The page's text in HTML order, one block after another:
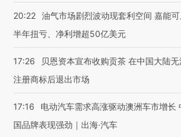
20:22 油气市场剧烈波动现套利空间 嘉能可
半年扭亏、净利增超50亿美元
17:26
贝恩资本宣布收购贡茶 在中国大陆无
注册商标后退出市场
17:16
电动汽车需求高涨驱动澳洲车市增长
国品牌表现强劲｜出海·汽车